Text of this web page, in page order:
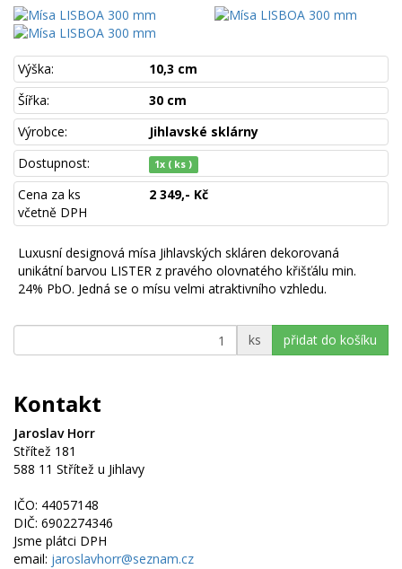
Výška:
10,3 cm
Šířka:
30 cm
Výrobce:
Jihlavské sklárny
Dostupnost:
1x ( ks )
Cena za ks
včetně DPH
2 349,- Kč
Luxusní designová mísa Jihlavských skláren dekorovaná
unikátní barvou LISTER z pravého olovnatého křišťálu min.
24% PbO. Jedná se o mísu velmi atraktivního vzhledu.
ks
Kontakt
Jaroslav Horr
Střítež 181
588 11 Střítež u Jihlavy
IČO: 44057148
DIČ: 6902274346
Jsme plátci DPH
email: jaroslavhorr@seznam.cz